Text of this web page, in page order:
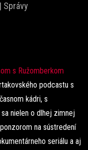
Správy
s Ružomberkom
podcastu s
kádri, s
nielen o dlhej zimnej
na sústredení
seriálu a aj